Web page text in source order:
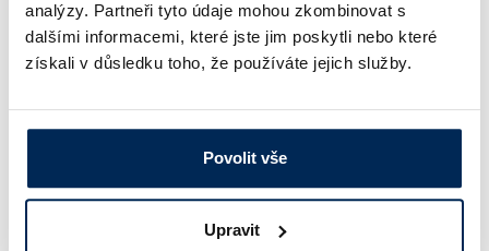
analýzy. Partneři tyto údaje mohou zkombinovat s
dalšími informacemi, které jste jim poskytli nebo které
získali v důsledku toho, že používáte jejich služby.
Povolit vše
Upravit
+4
přírodní štětiny